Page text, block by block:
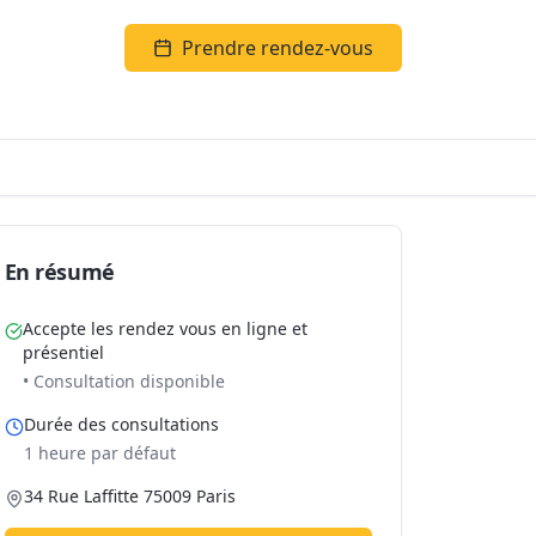
Prendre rendez-vous
En résumé
Accepte les rendez vous en ligne et
présentiel
• Consultation disponible
Durée des consultations
1 heure par défaut
34 Rue Laffitte 75009 Paris